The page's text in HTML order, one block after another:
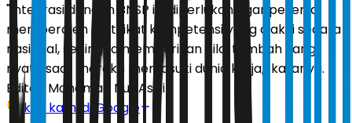
"Integrasi dengan BNSP ini diperlukan agar peserta
memperoleh sertifikat kompetensi yang diakui secara
nasional, sehingga memberikan nilai tambah yang
nyata saat mereka memasuki dunia kerja," katanya.
Editor: Mohamad Nur Asikin
Ikuti kami di Google